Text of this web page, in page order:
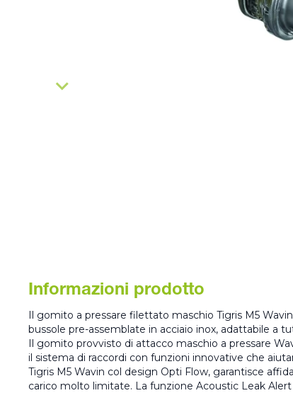
Informazioni prodotto
Il gomito a pressare filettato maschio Tigris M5
bussole pre-assemblate in acciaio inox, adattabile a
Il gomito provvisto di attacco maschio a pressare
il sistema di raccordi con funzioni innovative che
Tigris M5 Wavin col design Opti Flow, garantisce
carico molto limitate. La funzione Acoustic Leak Alert